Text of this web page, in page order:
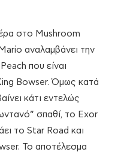
στο Mushroom
αναλαμβάνει την
που είναι
Bowser. Όμως κατά
κάτι εντελώς
σπαθί, το Exor
το Star Road και
Το αποτέλεσμα